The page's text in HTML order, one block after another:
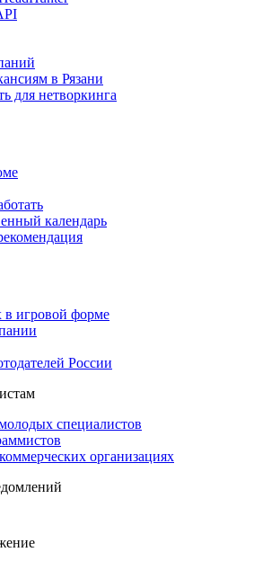
в Рязани
для нетворкинга
календарь
игровой форме
России
специалистов
организациях